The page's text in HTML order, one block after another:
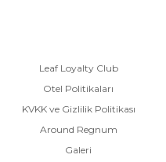
Leaf Loyalty Club
Otel Politikaları
KVKK ve Gizlilik Politikası
Around Regnum
Galeri